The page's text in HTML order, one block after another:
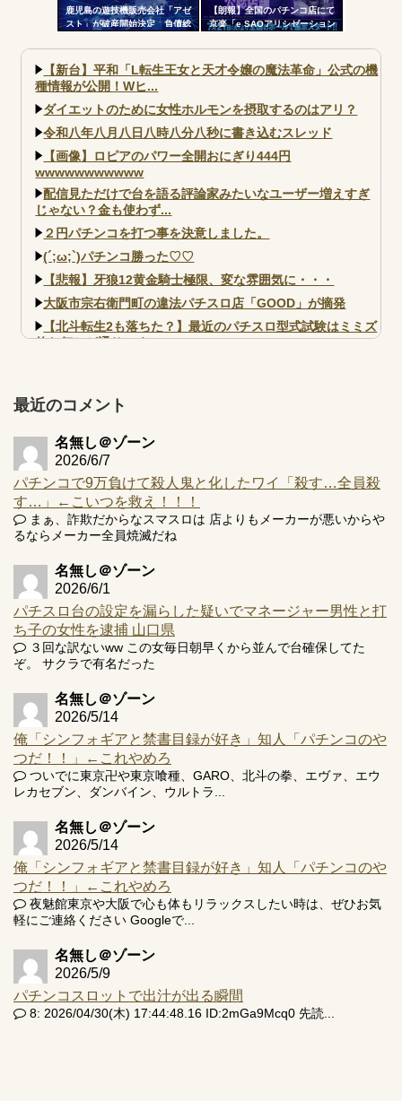
鹿児島の遊技機販売会社「アゼ
スト」が破産開始決定 負債総
【朗報】全国のパチンコ店にて
京楽「e SAOアリシゼーション
が始まる！SAOファンは急
げ！！！
【新台】平和「L転生王女と天才令嬢の魔法革命」公式の機
種情報が公開！Wヒ...
ダイエットのために女性ホルモンを摂取するのはアリ？
令和八年八月八日八時八分八秒に書き込むスレッド
【画像】ロピアのパワー全開おにぎり444円
wwwwwwwwwww
配信見ただけで台を語る評論家みたいなユーザー増えすぎ
じゃない？金も使わず...
２円パチンコを打つ事を決意しました。
(´;ω;`)パチンコ勝った♡♡
【悲報】牙狼12黄金騎士極限、変な雰囲気に・・・
大阪市宗右衛門町の違法パチスロ店「GOOD」が摘発
【北斗転生2も落ちた？】最近のパチスロ型式試験はミミズ
的な何かが通りにく...
アズールレーン スロット評価はコイン持ちの悪い疑似ボ天
Powered by livedoor 相互RSS
最近のコメント
名無し＠ゾーン
2026/6/7
パチンコで9万負けて殺人鬼と化したワイ「殺す…全員殺
す…」←こいつを救え！！！
まぁ、詐欺だからなスマスロは 店よりもメーカーが悪いからや
るならメーカー全員焼滅だね
名無し＠ゾーン
2026/6/1
パチスロ台の設定を漏らした疑いでマネージャー男性と打
ち子の女性を逮捕 山口県
３回な訳ないww この女毎日朝早くから並んで台確保してた
ぞ。 サクラで有名だった
名無し＠ゾーン
2026/5/14
俺「シンフォギアと禁書目録が好き」知人「パチンコのや
つだ！！」←これやめろ
ついでに東京卍や東京喰種、GARO、北斗の拳、エヴァ、エウ
レカセブン、ダンバイン、ウルトラ...
名無し＠ゾーン
2026/5/14
俺「シンフォギアと禁書目録が好き」知人「パチンコのや
つだ！！」←これやめろ
夜魅館東京や大阪で心も体もリラックスしたい時は、ぜひお気
軽にご連絡ください Googleで...
名無し＠ゾーン
2026/5/9
パチンコスロットで出汁が出る瞬間
8: 2026/04/30(木) 17:44:48.16 ID:2mGa9Mcq0 先読...